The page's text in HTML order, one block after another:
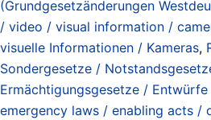
(Grundgesetzänderungen
/ video / visual information /
visuelle Informationen / Kameras,
Sondergesetze /
Ermächtigungsgesetze /
emergency laws / enabling acts /